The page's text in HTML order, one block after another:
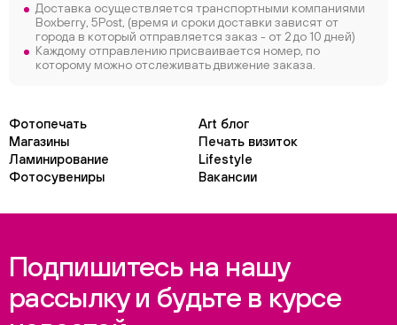
Доставка осуществляется транспортными компаниями
Boxberry, 5Post, (время и сроки доставки зависят от
города в который отправляется заказ - от 2 до 10 дней)
Каждому отправлению присваивается номер, по
которому можно отслеживать движение заказа.
Фотопечать
Art блог
Магазины
Печать визиток
Ламинирование
Lifestyle
Фотосувениры
Вакансии
Подпишитесь на нашу
рассылку и будьте в курсе